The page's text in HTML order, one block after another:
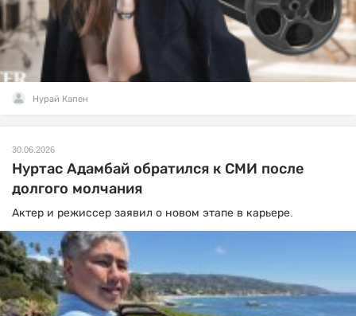
Нурай Капен
30.06.2026
Нуртас Адамбай обратился к СМИ после
долгого молчания
Актер и режиссер заявил о новом этапе в карьере.